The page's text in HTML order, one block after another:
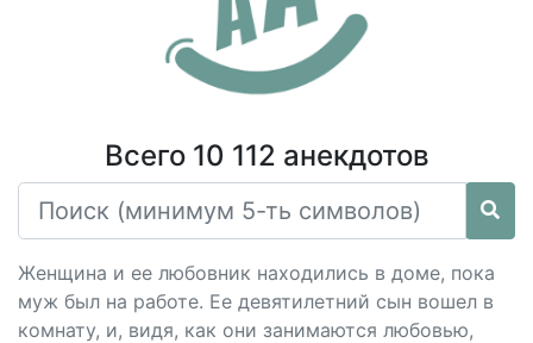
Всего 10 112 анекдотов
Женщина и ее любовник находились в доме, пока
муж был на работе. Ее девятилетний сын вошел в
комнату, и, видя, как они занимаются любовью,